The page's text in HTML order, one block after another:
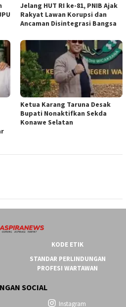
Jelang HUT RI ke-81, PNIB Ajak
Rakyat Lawan Korupsi dan
Ancaman Disintegrasi Bangsa
Ketua ‎Karang Taruna Desak
Bupati Nonaktifkan Sekda
Konawe Selatan
KODE ETIK
STANDAR PERLINDUNGAN
PROFESI WARTAWAN
SOCIAL
Instagram